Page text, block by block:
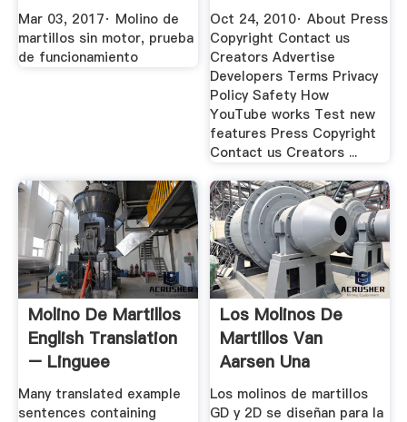
Mar 03, 2017· Molino de
martillos sin motor, prueba
de funcionamiento
Oct 24, 2010· About Press
Copyright Contact us
Creators Advertise
Developers Terms Privacy
Policy Safety How
YouTube works Test new
features Press Copyright
Contact us Creators ...
Molino De Martillos
English Translation
– Linguee
Many translated example
sentences containing
Los Molinos De
Martillos Van
Aarsen Una
Solución De ...
Los molinos de martillos
GD y 2D se diseñan para la